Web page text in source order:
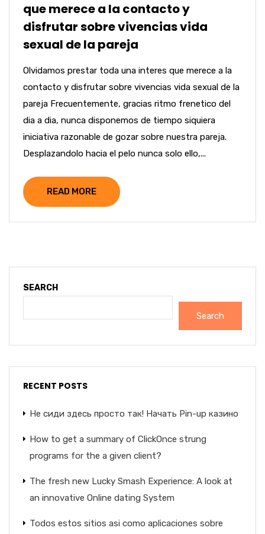
que merece a la contacto y
disfrutar sobre vivencias vida
sexual de la pareja
Olvidamos prestar toda una interes que merece a la
contacto y disfrutar sobre vivencias vida sexual de la
pareja Frecuentemente, gracias ritmo frenetico del
dia a dia, nunca disponemos de tiempo siquiera
iniciativa razonable de gozar sobre nuestra pareja.
Desplazandolo hacia el pelo nunca solo ello,...
READ MORE
SEARCH
Search
RECENT POSTS
Не сиди здесь просто так! Начать Pin-up казино
How to get a summary of ClickOnce strung
programs for the a given client?
The fresh new Lucky Smash Experience: A look at
an innovative Online dating System
Todos estos sitios asi­ como aplicaciones sobre